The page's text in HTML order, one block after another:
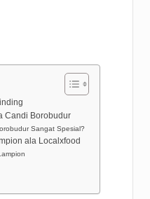
Candi Borobudur
Sangat Spesial?
ala Localxfood